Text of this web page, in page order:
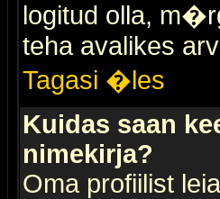
logitud olla,
teha avalikes
Tagasi �les
Kuidas saan
nimekirja?
Oma profiilist